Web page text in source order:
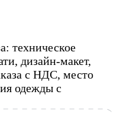
техническое
дизайн-макет,
с НДС, место
одежды с